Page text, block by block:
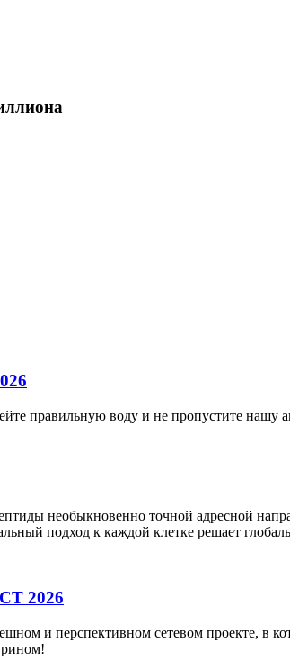
правильную воду и не пропустите нашу
необыкновенно точной адресной
подход к каждой клетке решает
2026
и перспективном сетевом проекте, в